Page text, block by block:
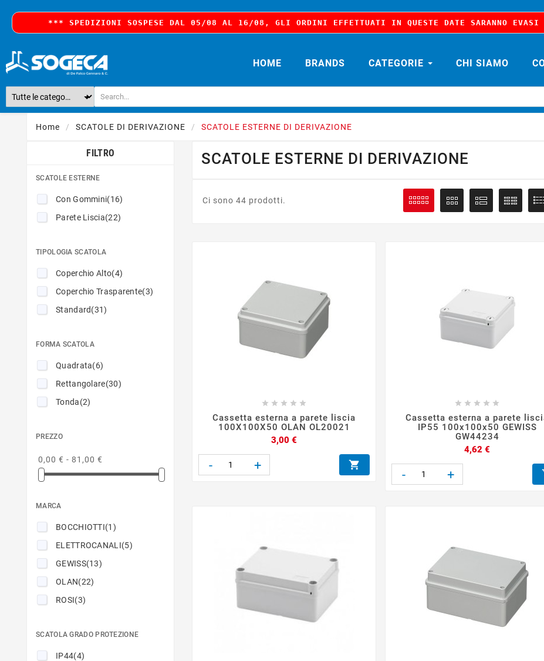
*** SPEDIZIONI SOSPESE DAL 05/08 AL 16/08, GLI ORDINI EFFETTUATI IN QUESTE DATE SARANNO
HOME BRANDS CATEGORIE CHI SIAMO
Home SCATOLE DI DERIVAZIONE SCATOLE ESTERNE DI DERIVAZIONE
FILTRO
SCATOLE ESTERNE
Con Gommini(16)
Parete Liscia(22)
TIPOLOGIA SCATOLA
Coperchio Alto(4)
Coperchio Trasparente(3)
Standard(31)
FORMA SCATOLA
Quadrata(6)
Rettangolare(30)
Tonda(2)
PREZZO
0,00 € - 81,00 €
MARCA
BOCCHIOTTI(1)
ELETTROCANALI(5)
GEWISS(13)
OLAN(22)
ROSI(3)
SCATOLA GRADO PROTEZIONE
IP44(4)
SCATOLE ESTERNE DI DERIVAZIONE
Ci sono 44 prodotti.
    
Cassetta esterna a parete liscia
100X100X50 OLAN OL20021
3,00 €
- + 
    
Cassetta esterna a parete
IP55 100x100x50 GEWISS
GW44234
4,62 €
- +